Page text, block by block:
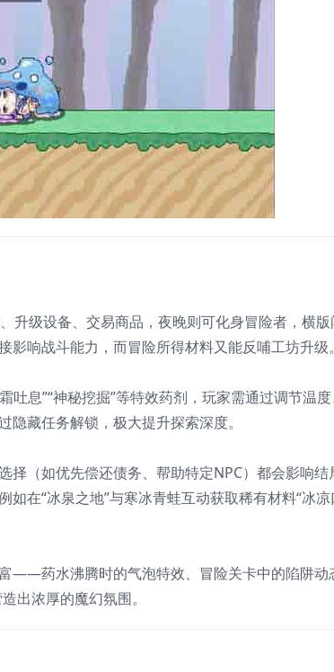
升级设备、交易商品，夜晚则可化身冒险者，横版
影响战斗能力，而冒险所得材料又能反哺工坊升级
息”“神秘挖掘”等特效药剂，玩家需通过调节温
藏任务解锁，极大提升探索深度。
择（如优先偿还债务、帮助特定NPC）都会影响结
在“冰泉之地”与寒冰青蛙互动获取稀有材料“冰
——药水沸腾时的气泡特效、冒险关卡中的陷阱动
出浓厚的魔幻氛围。